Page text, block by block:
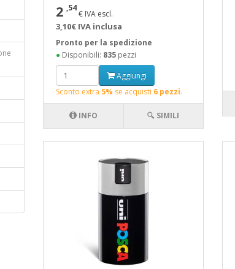
2 ,54
€ IVA escl.
3,10€ IVA inclusa
Pronto per la spedizione
●Disponibili: 835pezzi
Aggiungi
Sconto extra 5% se acquisti 6 pezzi.
INFO 🔍 SIMILI